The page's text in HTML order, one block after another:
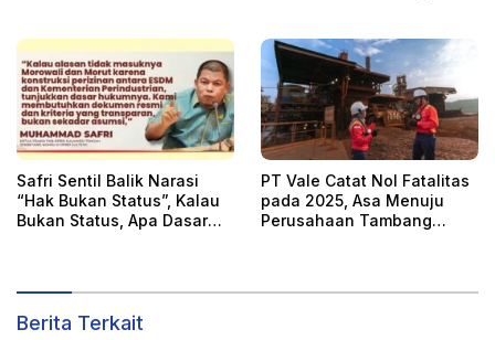
Safri Sentil Balik Narasi
“Hak Bukan Status”, Kalau
Bukan Status, Apa Dasar
PT Vale Catat Nol Fatalitas
pada 2025, Asa Menuju
Perusahaan Tambang
Berita Terkait